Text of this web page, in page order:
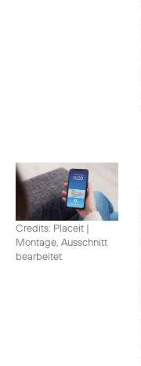
Credits: Placeit |
Montage, Ausschnitt
bearbeitet